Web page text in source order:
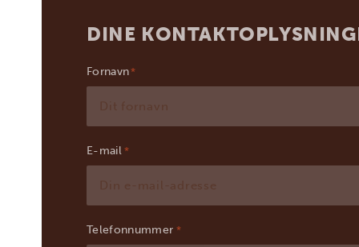
DINE
Fornavn
E-mail *
Telefonnummer *